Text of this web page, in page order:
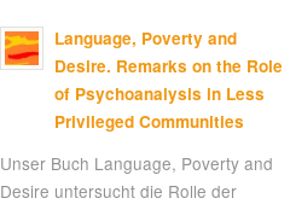
Language, Poverty and
Desire. Remarks on the Role
of Psychoanalysis in Less
Privileged Communities
Unser Buch Language, Poverty and
Desire untersucht die Rolle der